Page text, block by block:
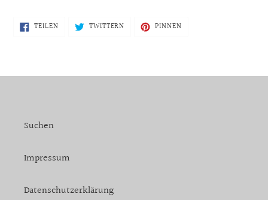
TEILENAUF
FACEBOOKTWITTERN TWITTER PINNEN
Suchen
Impressum
Datenschutzerklärung